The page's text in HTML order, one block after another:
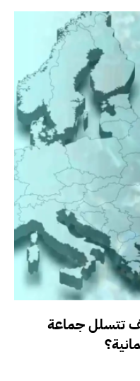
تتسلل جماعة